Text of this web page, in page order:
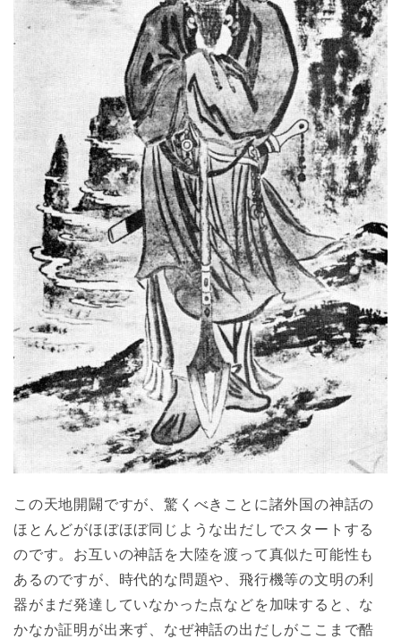
この天地開闢ですが、驚くべきことに諸外国の神話の
ほとんどがほぼほぼ同じような出だしでスタートする
のです。お互いの神話を大陸を渡って真似た可能性も
あるのですが、時代的な問題や、飛行機等の文明の利
器がまだ発達していなかった点などを加味すると、な
かなか証明が出来ず、なぜ神話の出だしがここまで酷